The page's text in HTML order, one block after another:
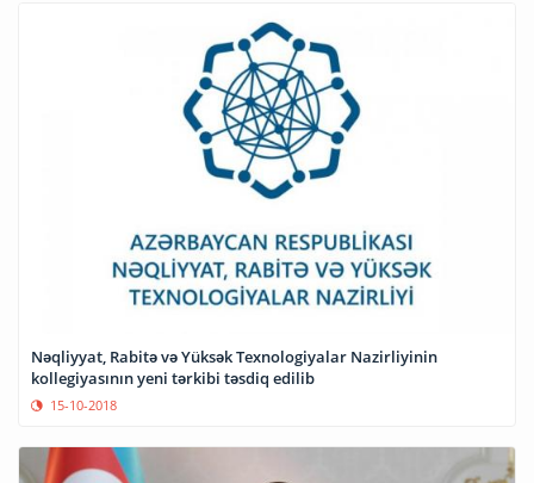
Nəqliyyat, Rabitə və Yüksək Texnologiyalar Nazirliyinin
kollegiyasının yeni tərkibi təsdiq edilib
15-10-2018